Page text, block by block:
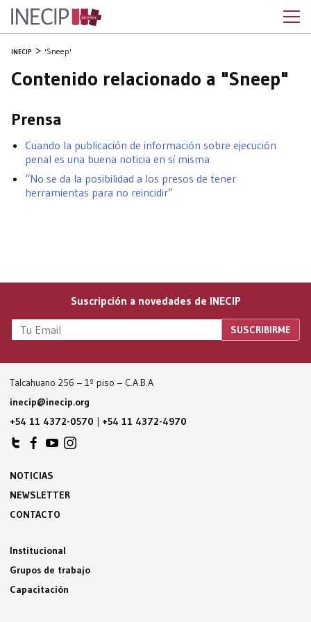
INECIP 'Sneep'
Contenido relacionado a "Sneep"
Prensa
Cuando la publicación de información sobre ejecución
penal es una buena noticia en sí misma
“No se da la posibilidad a los presos de tener
herramientas para no reincidir”
Suscripción a novedades de INECIP
Talcahuano 256 – 1º piso – C.A.B.A
inecip@inecip.org
+54 11 4372-0570 | +54 11 4372-4970
NOTICIAS
NEWSLETTER
CONTACTO
Institucional
Grupos de trabajo
Capacitación